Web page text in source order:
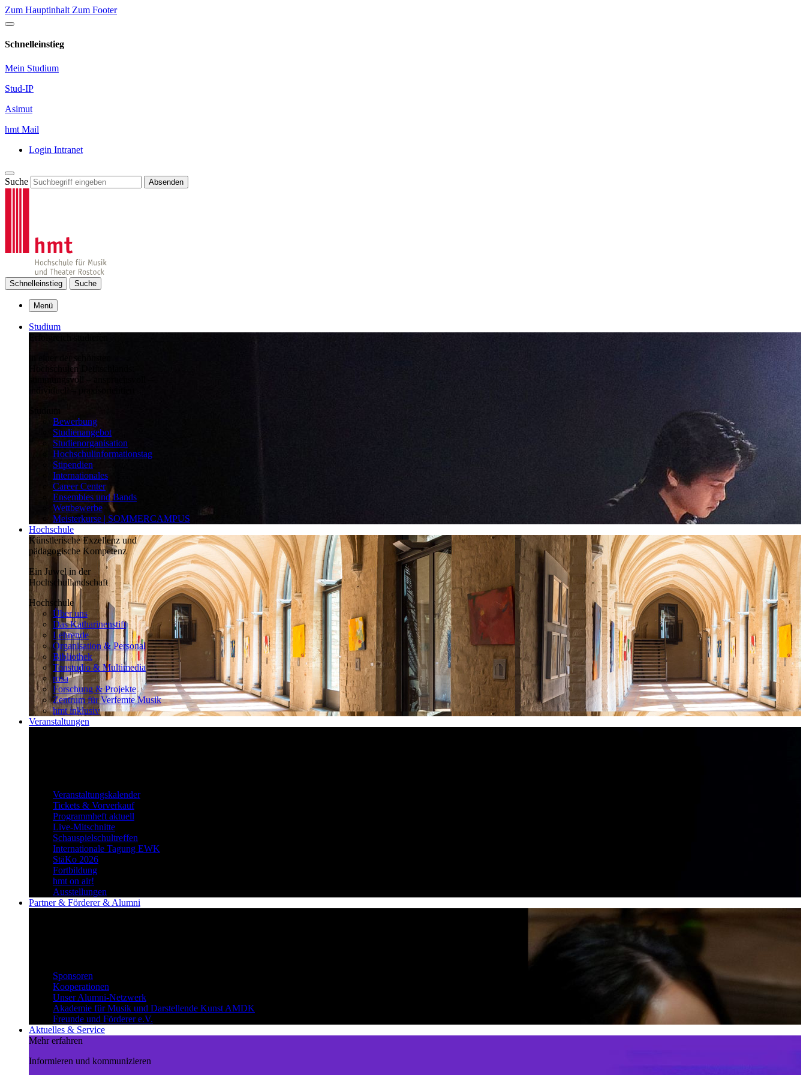
Zum Hauptinhalt Zum Footer
Schnelleinstieg
Mein Studium
Stud-IP
Asimut
hmt Mail
Login Intranet
Suche Absenden
Schnelleinstieg Suche
Menü
Studium
in einer der schönsten
Hochschulen Deutschlands:
stimmungsvoll – anspruchsvoll –
individuell – praxisorientiert
Bewerbung
Studienangebot
Studienorganisation
Hochschulinformationstag
Stipendien
Internationales
Career Center
Ensembles und Bands
Wettbewerbe
Meisterkurse | SOMMERCAMPUS
Hochschule
Künstlerische Exzellenz und
pädagogische Kompetenz
Ein Juwel in der
Hochschullandschaft
Hochschule
Über uns
Das Katharinenstift
Lehrende
Organisation & Personal
Bibliothek
Tonstudio & Multimedia
rosa
Forschung & Projekte
Zentrum für Verfemte Musik
hmt inklusiv
Veranstaltungen
Veranstaltungskalender
Tickets & Vorverkauf
Programmheft aktuell
Live-Mitschnitte
Schauspielschultreffen
Internationale Tagung EWK
StäKo 2026
Fortbildung
hmt on air!
Ausstellungen
Partner & Förderer & Alumni
Sponsoren
Kooperationen
Unser Alumni-Netzwerk
Akademie für Musik und Darstellende Kunst AMDK
Freunde und Förderer e.V.
Aktuelles & Service
Mehr erfahren
Informieren und kommunizieren